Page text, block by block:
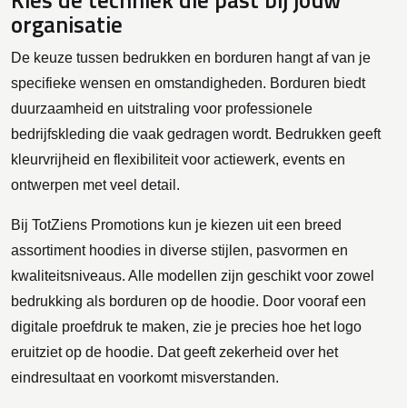
organisatie
De keuze tussen bedrukken en borduren hangt af van je
specifieke wensen en omstandigheden. Borduren biedt
duurzaamheid en uitstraling voor professionele
bedrijfskleding die vaak gedragen wordt. Bedrukken geeft
kleurvrijheid en flexibiliteit voor actiewerk, events en
ontwerpen met veel detail.
Bij TotZiens Promotions kun je kiezen uit een breed
assortiment hoodies in diverse stijlen, pasvormen en
kwaliteitsniveaus. Alle modellen zijn geschikt voor zowel
bedrukking als borduren op de hoodie. Door vooraf een
digitale proefdruk te maken, zie je precies hoe het logo
eruitziet op de hoodie. Dat geeft zekerheid over het
eindresultaat en voorkomt misverstanden.